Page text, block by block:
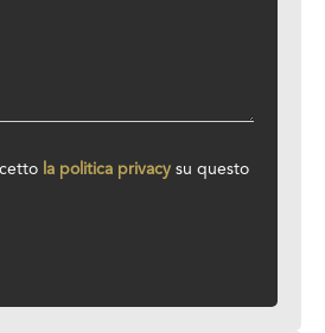
la politica privacy su questo